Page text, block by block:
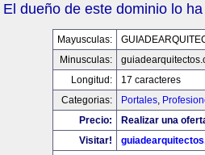
El dueño de este dominio lo
Mayusculas:
Minusculas:
Longitud:
17 caracteres
Categorias:
Portales,
Precio:
Realizar una
Visitar!